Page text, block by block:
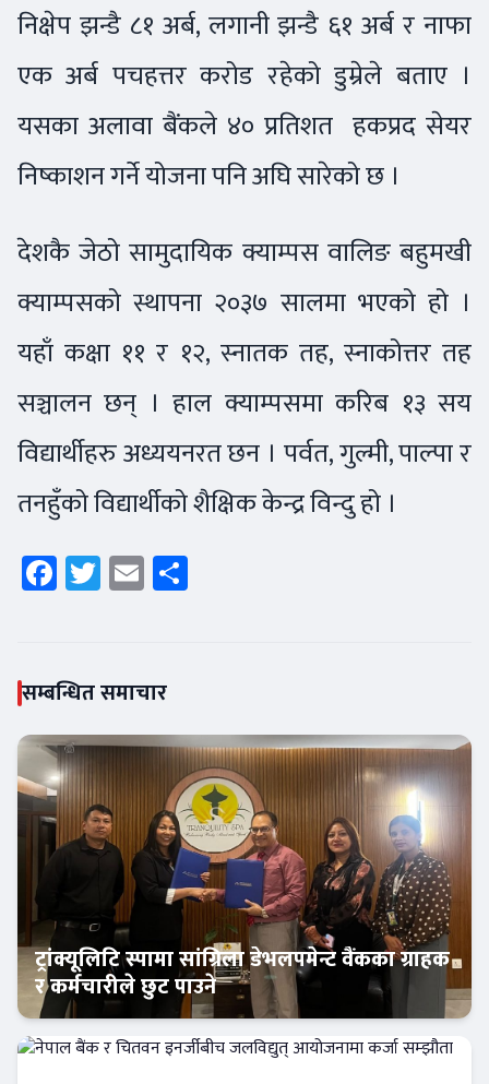
निक्षेप झन्डै ८१ अर्ब, लगानी झन्डै ६१ अर्ब र नाफा
एक अर्ब पचहत्तर करोड रहेको डुम्रेले बताए ।
यसका अलावा बैंकले ४० प्रतिशत हकप्रद सेयर
निष्काशन गर्ने योजना पनि अघि सारेको छ ।
देशकै जेठो सामुदायिक क्याम्पस वालिङ बहुमखी
क्याम्पसको स्थापना २०३७ सालमा भएको हो ।
यहाँ कक्षा ११ र १२, स्नातक तह, स्नाकोत्तर तह
सञ्चालन छन् । हाल क्याम्पसमा करिब १३ सय
विद्यार्थीहरु अध्ययनरत छन । पर्वत, गुल्मी, पाल्पा र
तनहुँको विद्यार्थीको शैक्षिक केन्द्र विन्दु हो ।
Facebook
Twitter
Email
सम्बन्धित समाचार
बैंक-वित्त
ट्रांक्यूलिटि स्पामा सांग्रिला डेभलपमेन्ट वैंकका ग्राहक
र कर्मचारीले छुट पाउने